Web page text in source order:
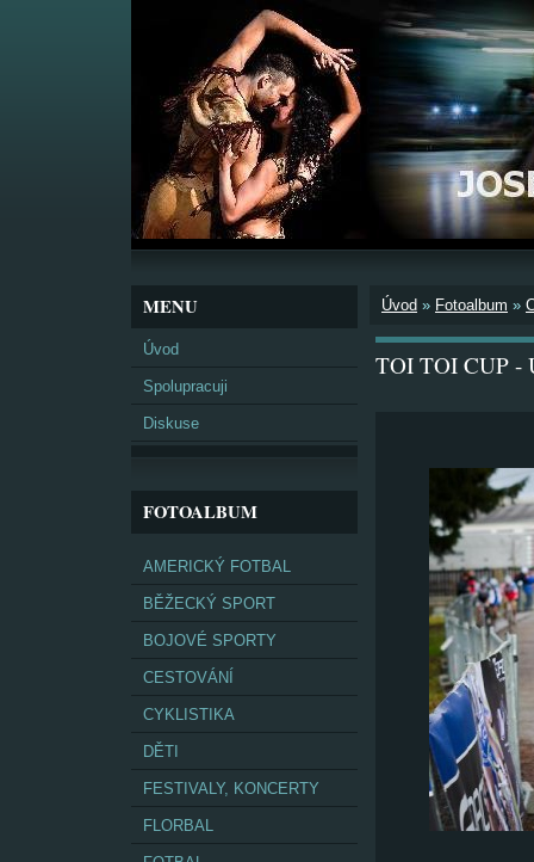
MENU
Úvod
Spolupracuji
Diskuse
FOTOALBUM
AMERICKÝ FOTBAL
BĚŽECKÝ SPORT
BOJOVÉ SPORTY
CESTOVÁNÍ
CYKLISTIKA
DĚTI
FESTIVALY, KONCERTY
FLORBAL
Úvod » Fotoalbum »
TOI TOI CUP -